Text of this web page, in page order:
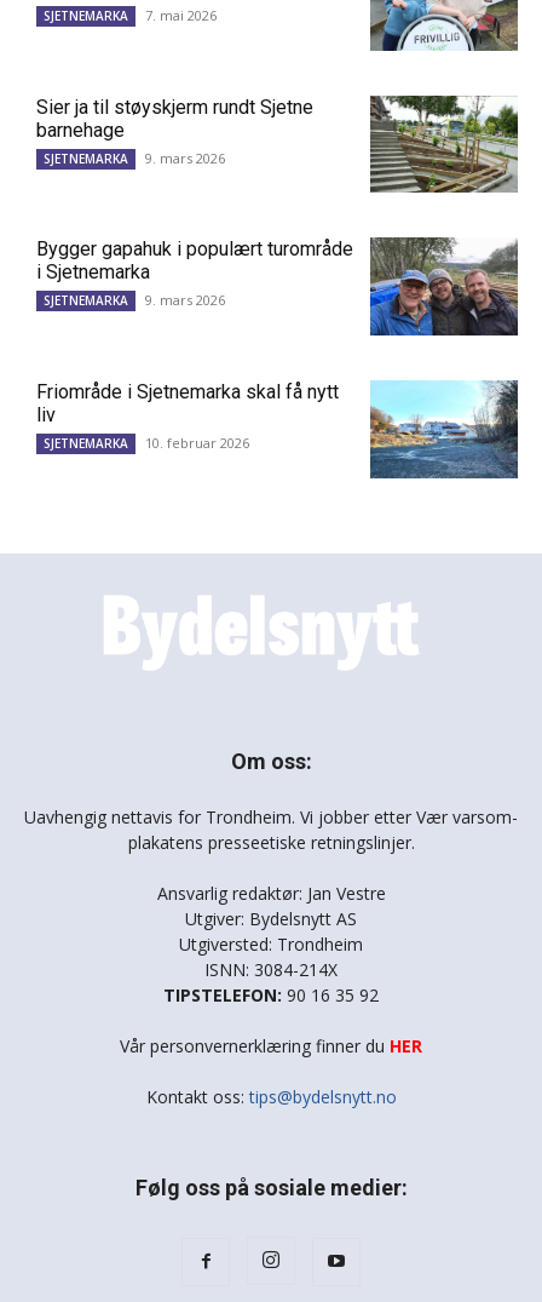
SJETNEMARKA 7. mai 2026
Sier ja til støyskjerm rundt Sjetne
barnehage
SJETNEMARKA 9. mars 2026
Bygger gapahuk i populært turområde
i Sjetnemarka
SJETNEMARKA 9. mars 2026
Friområde i Sjetnemarka skal få nytt
liv
SJETNEMARKA 10. februar 2026
Om oss:
Uavhengig nettavis for Trondheim. Vi jobber etter Vær varsom-
plakatens presseetiske retningslinjer.
Ansvarlig redaktør: Jan Vestre
Utgiver: Bydelsnytt AS
Utgiversted: Trondheim
ISNN: 3084-214X
TIPSTELEFON: 90 16 35 92
Vår personvernerklæring finner du HER
Kontakt oss:tips@bydelsnytt.no
Følg oss på sosiale medier: